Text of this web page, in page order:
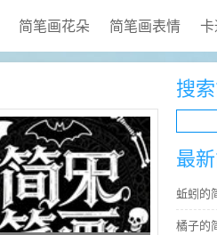
简笔画花朵 简笔画表情 卡
搜
最
蚯蚓的
橘子的